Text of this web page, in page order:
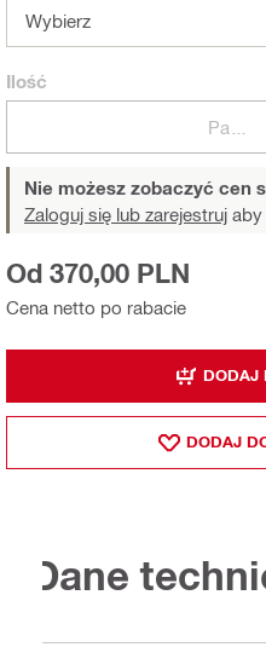
Wybierz
Ilość
Nie możesz zobaczyć cen
Zaloguj się lub zarejestruj aby
Cena netto po rabacie
Od 370,00 PLN
DODAJ
DODAJ
Dane